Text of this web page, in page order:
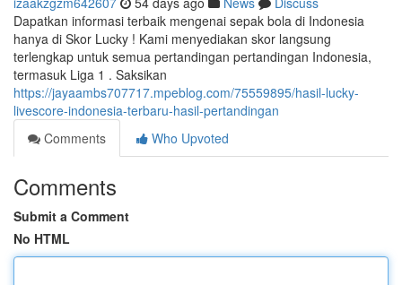
Dapatkan informasi terbaik mengenai sepak bola di Indonesia
hanya di Skor Lucky ! Kami menyediakan skor langsung
terlengkap untuk semua pertandingan pertandingan Indonesia,
termasuk Liga 1 . Saksikan
https://jayaambs707717.mpeblog.com/75559895/hasil-lucky-
livescore-indonesia-terbaru-hasil-pertandingan
Comments
Who Upvoted
Comments
Submit a Comment
No HTML